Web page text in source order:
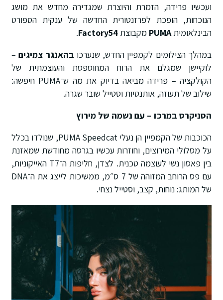
ועכשיו פרידה, הזמרת והיוצרת שמגדירה מחדש את מושג
הנוכחות, הופכת לפרזנטורית החדשה של ענקית הספורט
הבינלאומיתPUMA מקבוצת Factory54
.
במהלך הצילומים לקמפיין החדש, שנערכו בהאנגר צמיגים–
לוקיישן שמגלם את הרוח המחוספסת והעוצמתית של
הקולקציה – פרידה מביאה בדיוק את מה ש־PUMA חיפשה:
שילוב של תעוזה, אותנטיות וסטייל שובר שגרה.
הסניקרס במרכז – עם נשמה של מירוץ
הכוכבות של הקמפיין הן נעלי PUMA Speedcat, שנולדו בכלל
על מסלולי המירוצים, וחוזרות עכשיו בגרסה מחודשת שמאזנת
בין פאסון נשי לעוצמה טכנית. לצדן, חליפות ה־T7 האייקוניות,
עם פס הרוחב המזוהה של 7 ס״מ, ממשיכות לייצג את ה־DNA
של המותג: נוחות, קצב, וסטייל נצחי.